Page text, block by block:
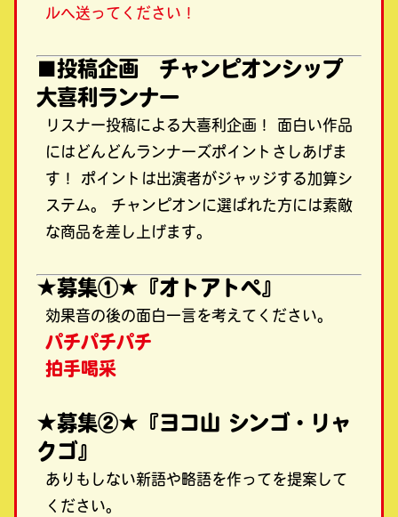
ルへ送ってください！
■投稿企画 チャンピオンシップ
大喜利ランナー
リスナー投稿による大喜利企画！ 面白い作品
にはどんどんランナーズポイントさしあげま
す！ ポイントは出演者がジャッジする加算シ
ステム。 チャンピオンに選ばれた方には素敵
な商品を差し上げます。
★募集①★『オトアトペ』
効果音の後の面白一言を考えてください。
パチパチパチ
拍手喝采
★募集②★『ヨコ山 シンゴ・リャ
クゴ』
ありもしない新語や略語を作ってを提案して
ください。